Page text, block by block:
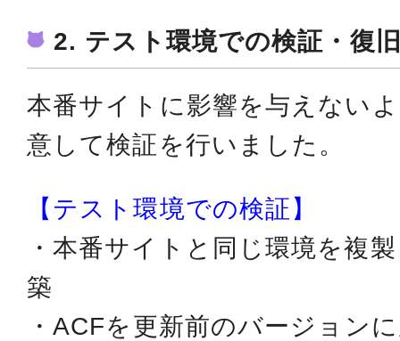
2. テスト環境での検証・復
本番サイトに影響を与えない
意して検証を行いました。
【テスト環境での検証】
・本番サイトと同じ環境を複
築
・ACFを更新前のバージョン